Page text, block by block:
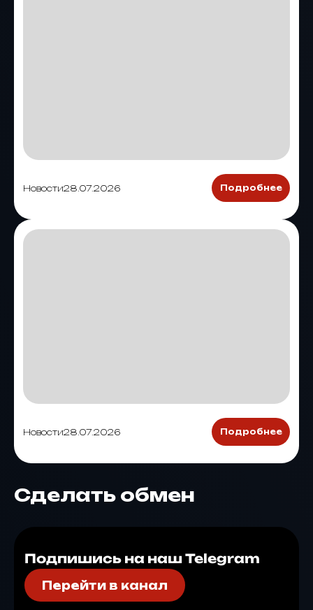
Новости28.07.2026 Подробнее
Новости28.07.2026 Подробнее
Сделать обмен
Подпишись на наш Telegram
Перейти в канал